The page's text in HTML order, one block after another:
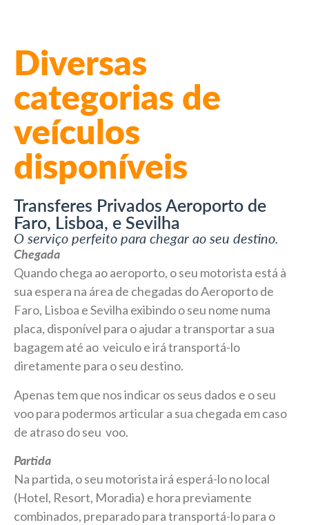
Diversas
categorias de
veículos
disponíveis
Transferes Privados Aeroporto de
Faro, Lisboa, e Sevilha
O serviço perfeito para chegar ao seu destino.
Chegada
Quando chega ao aeroporto, o seu motorista está à
sua espera na área de chegadas do Aeroporto de
Faro, Lisboa e Sevilha exibindo o seu nome numa
placa, disponível para o ajudar a transportar a sua
bagagem até ao veiculo e irá transportá-lo
diretamente para o seu destino.
Apenas tem que nos indicar os seus dados e o seu
voo para podermos articular a sua chegada em caso
de atraso do seu voo.
Partida
Na partida, o seu motorista irá esperá-lo no local
(Hotel, Resort, Moradia) e hora previamente
combinados, preparado para transportá-lo para o